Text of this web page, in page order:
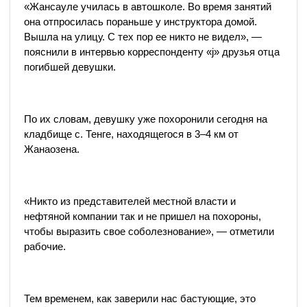
«Жансауле училась в автошколе. Во время занятий
она отпросилась пораньше у инструктора домой.
Вышла на улицу. С тех пор ее никто не видел», —
пояснили в интервью корреспонденту «j» друзья отца
погибшей девушки.
По их словам, девушку уже похоронили сегодня на
кладбище с. Тенге, находящегося в 3–4 км от
Жанаозена.
«Никто из представителей местной власти и
нефтяной компании так и не пришел на похороны,
чтобы выразить свое соболезнование», — отметили
рабочие.
Тем временем, как заверили нас бастующие, это